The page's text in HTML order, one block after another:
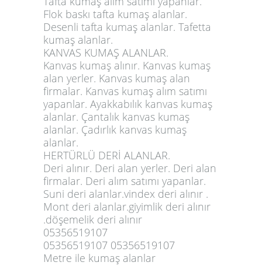
Flok baskı tafta kumaş alanlar.
Desenli tafta kumaş alanlar. Tafetta
kumaş alanlar.
KANVAS KUMAŞ ALANLAR.
Kanvas kumaş alınır. Kanvas kumaş
alan yerler. Kanvas kumaş alan
firmalar. Kanvas kumaş alım satımı
yapanlar. Ayakkabılık kanvas kumaş
alanlar. Çantalık kanvas kumaş
alanlar. Çadırlık kanvas kumaş
alanlar.
HERTÜRLÜ DERİ ALANLAR.
Deri alınır. Deri alan yerler. Deri alan
firmalar. Deri alım satımı yapanlar.
Suni deri alanlar.vindex deri alınır .
Mont deri alanlar.giyimlik deri alınır
.döşemelik deri alınır
05356519107
05356519107 05356519107
Metre ile kumaş alanlar